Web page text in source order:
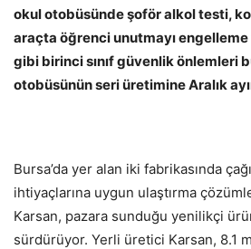
okul otobüsünde şoför alkol testi,
araçta öğrenci unutmayı engelleme
gibi birinci sınıf güvenlik önlemleri
otobüsünün seri üretimine Aralık
Bursa’da yer alan iki fabrikasında
ihtiyaçlarına uygun ulaştırma
Karsan, pazara sunduğu yenilikçi
sürdürüyor. Yerli üretici Karsan, 8.1